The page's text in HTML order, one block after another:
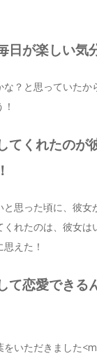
日が楽しい気
？と思っていたか
てくれたのが
と思った頃に、彼女
くれたのは、彼女は
えた！
て恋愛できる
いただきました